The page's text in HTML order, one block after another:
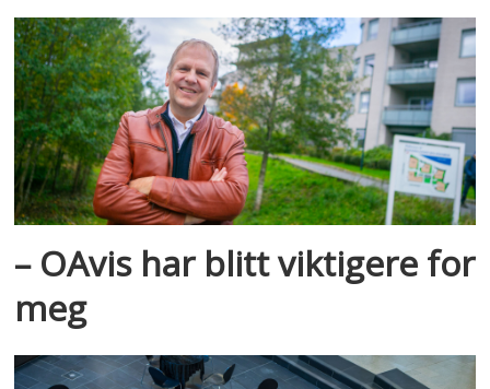
– OAvis har blitt viktigere for
meg